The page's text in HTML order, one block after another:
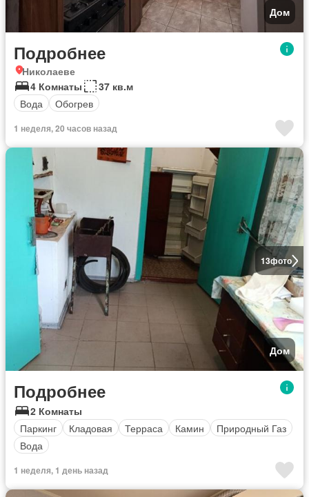
Дом
Подробнее
Николаеве
4 Комнаты
37 кв.м
Вода
Обогрев
1 неделя, 20 часов назад
13фото
Дом
Подробнее
2 Комнаты
Паркинг
Кладовая Терраса Камин
Природный Газ
Вода
1 неделя, 1 день назад